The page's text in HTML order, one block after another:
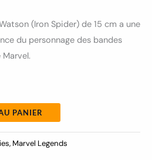
(Iron Spider) de 15 cm a une
du personnage des bandes
PANIER
, Marvel Legends